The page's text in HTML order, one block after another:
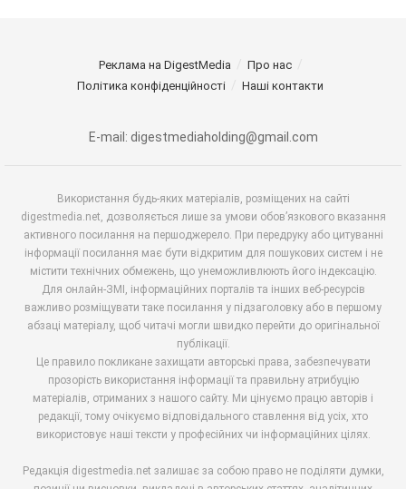
Реклама на DigestMedia
Про нас
Політика конфіденційності
Наші контакти
E-mail: digestmediaholding@gmail.com
Використання будь-яких матеріалів, розміщених на сайті
digestmedia.net, дозволяється лише за умови обов’язкового вказання
активного посилання на першоджерело. При передруку або цитуванні
інформації посилання має бути відкритим для пошукових систем і не
містити технічних обмежень, що унеможливлюють його індексацію.
Для онлайн-ЗМІ, інформаційних порталів та інших веб-ресурсів
важливо розміщувати таке посилання у підзаголовку або в першому
абзаці матеріалу, щоб читачі могли швидко перейти до оригінальної
публікації.
Це правило покликане захищати авторські права, забезпечувати
прозорість використання інформації та правильну атрибуцію
матеріалів, отриманих з нашого сайту. Ми цінуємо працю авторів і
редакції, тому очікуємо відповідального ставлення від усіх, хто
використовує наші тексти у професійних чи інформаційних цілях.
Редакція digestmedia.net залишає за собою право не поділяти думки,